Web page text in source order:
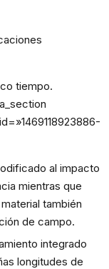
tiempo.
al impacto
mientras que
también
de campo.
integrado
longitudes de